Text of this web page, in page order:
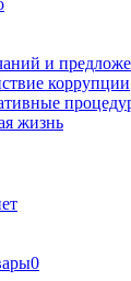
и
коррупции
жизнь
0